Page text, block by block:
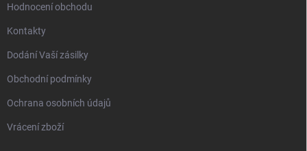
Hodnocení obchodu
Kontakty
Dodání Vaší zásilky
Obchodní podmínky
Ochrana osobních údajů
Vrácení zboží